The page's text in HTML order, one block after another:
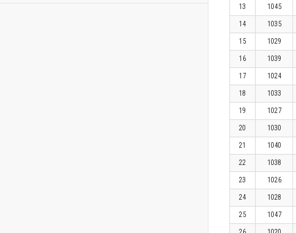
13 1045
14 1035
15 1029
16 1039
17 1024
18 1033
19 1027
20 1030
21 1040
22 1038
23 1026
24 1028
25 1047